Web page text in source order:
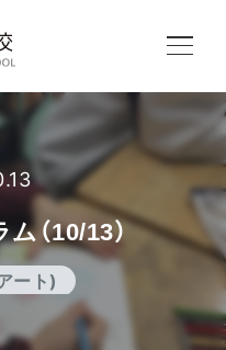
（10/13）
ート)